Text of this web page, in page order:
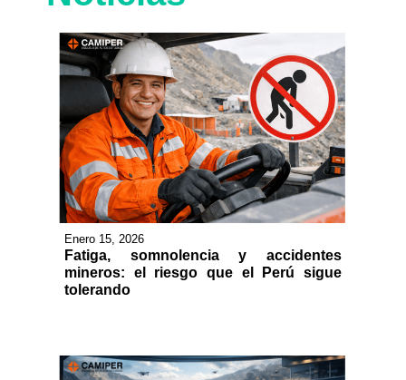
Enero 15, 2026
Fatiga, somnolencia y accidentes
mineros: el riesgo que el Perú sigue
tolerando